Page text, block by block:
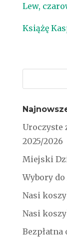
Lew,
Książę
Uroczyste
2025/2026
Miejski
Wybory
Nasi
Nasi